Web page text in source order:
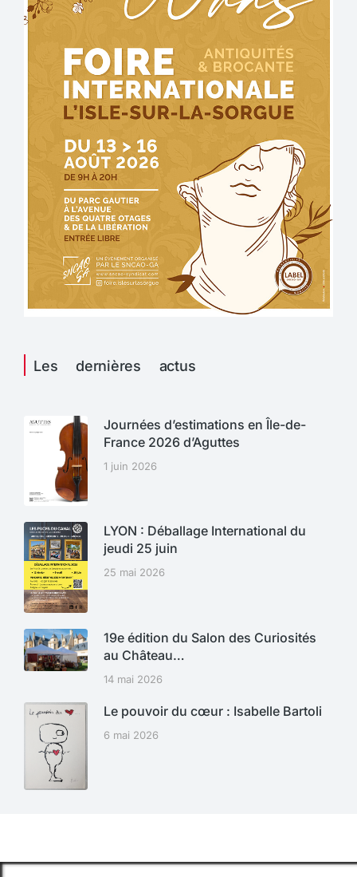
Les dernières actus
Journées d’estimations en Île-de-
France 2026 d’Aguttes
1 juin 2026
LYON : Déballage International du
jeudi 25 juin
25 mai 2026
19e édition du Salon des Curiosités
au Château…
14 mai 2026
Le pouvoir du cœur : Isabelle Bartoli
6 mai 2026